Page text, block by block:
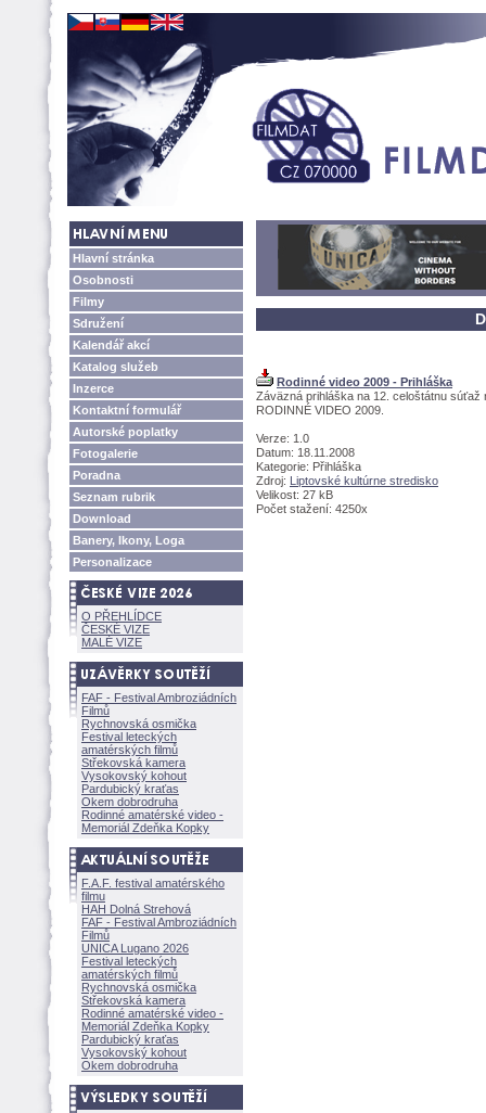
Hlavní stránka
Osobnosti
Filmy
Sdružení
Kalendář akcí
Katalog služeb
Inzerce
Kontaktní formulář
Autorské poplatky
Fotogalerie
Poradna
Seznam rubrik
Download
Banery, Ikony, Loga
Personalizace
O PŘEHLÍDCE
ČESKÉ VIZE
MALÉ VIZE
FAF - Festival Ambroziádních
Filmů
Rychnovská osmička
Festival leteckých
amatérských filmů
Střekovská kamera
Vysokovský kohout
Pardubický kraťas
Okem dobrodruha
Rodinné amatérské video -
Memoriál Zdeňka Kopky
F.A.F. festival amatérského
filmu
HAH Dolná Strehov
FAF - Festival Ambroziádních
Filmů
UNICA Lugano 2026
Festival leteckých
amatérských filmů
Rychnovská osmička
Střekovská kamera
Rodinné amatérské video -
Memoriál Zdeňka Kopky
Pardubický kraťas
Vysokovský kohout
Okem dobrodruha
Rodinné video 2009 - Prihláška
Záväzná prihláška na 12. celoštátnu
RODINNÉ VIDEO 2009.
Verze: 1.0
Datum: 18.11.2008
Kategorie: Přihláška
Zdroj: Liptovské kultúrne stredisko
Velikost: 27 kB
Počet stažení: 4250x